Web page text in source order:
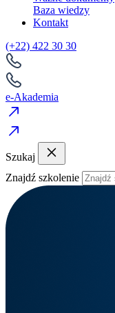
Baza wiedzy
Kontakt
(+22) 422 30 30
e-Akademia
Szukaj
Znajdź szkolenie